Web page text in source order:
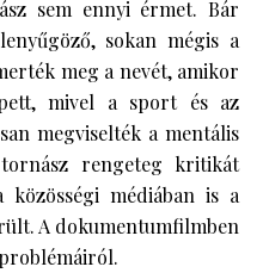
sem ennyi érmet. Bár
sokan mégis a
meg a nevét, amikor
mivel a sport és az
megviselték a mentális
rengeteg kritikát
médiában is a
A dokumentumfilmben